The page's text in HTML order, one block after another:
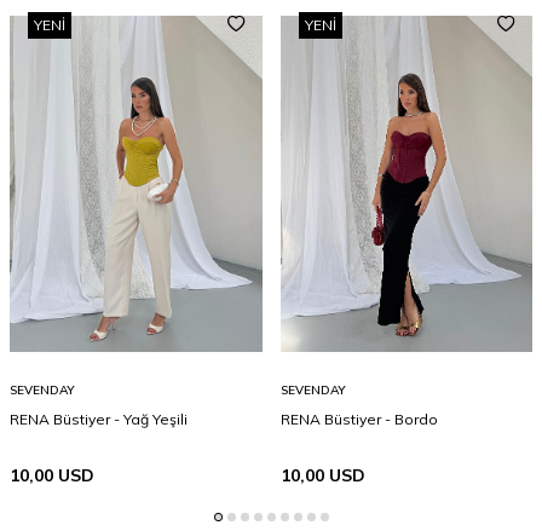
YENI
SEVENDAY
RENA Büstiyer - Yağ Yeşili
10,00 USD
YENI
SEVENDAY
RENA Büstiyer - Bordo
10,00USD